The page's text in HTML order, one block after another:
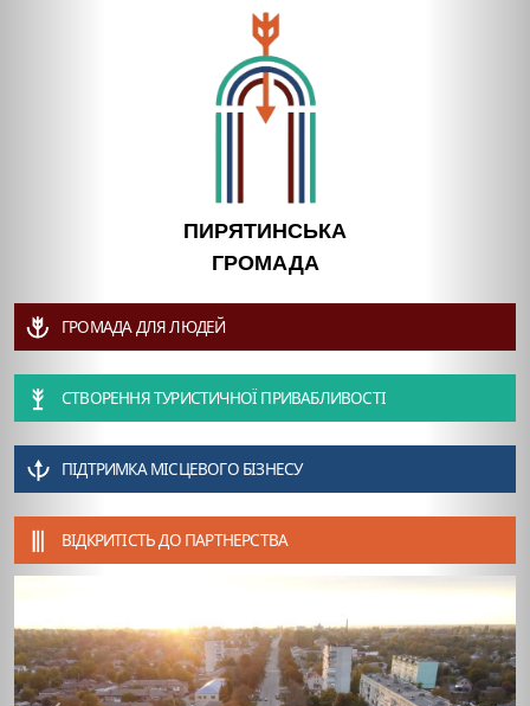
ПИРЯТИНСЬКА
ГРОМАДА
ГРОМАДА ДЛЯ ЛЮДЕЙ
СТВОРЕННЯ ТУРИСТИЧНОЇ ПРИВАБЛИВОСТІ
ПІДТРИМКА МІСЦЕВОГО БІЗНЕСУ
ВІДКРИТІСТЬ ДО ПАРТНЕРСТВА